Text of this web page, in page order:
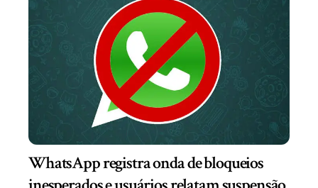
WhatsApp registra onda de bloqueios